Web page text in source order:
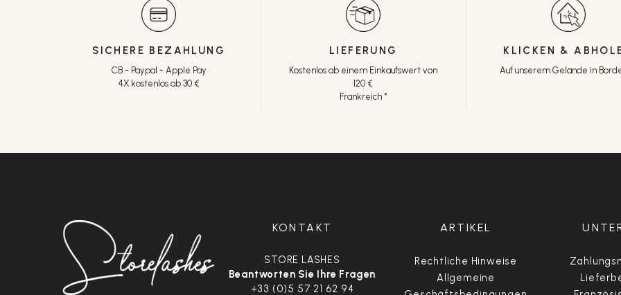
SICHERE BEZAHLUNG
CB - Paypal - Apple Pay
4X kostenlos ab 30 €
LIEFERUNG
Kostenlos ab einem Einkaufswert von
120 €
Frankreich *
KLICKEN &
Auf unserem Gelände in
KONTAKT
STORE LASHES
Beantworten Sie Ihre Fragen
+33 (0)5 57 21 62 94
ARTIKEL
Rechtliche Hinweise
Allgemeine